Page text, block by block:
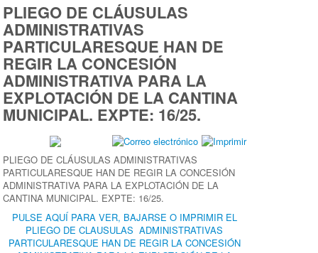
PLIEGO DE CLÁUSULAS
ADMINISTRATIVAS
PARTICULARESQUE HAN DE
REGIR LA CONCESIÓN
ADMINISTRATIVA PARA LA
EXPLOTACIÓN DE LA CANTINA
MUNICIPAL. EXPTE: 16/25.
PLIEGO DE CLÁUSULAS ADMINISTRATIVAS
PARTICULARESQUE HAN DE REGIR LA CONCESIÓN
ADMINISTRATIVA PARA LA EXPLOTACIÓN DE LA
CANTINA MUNICIPAL. EXPTE: 16/25.
PULSE AQUÍ PARA VER, BAJARSE O IMPRIMIR EL
PLIEGO DE CLAUSULAS ADMINISTRATIVAS
PARTICULARESQUE HAN DE REGIR LA CONCESIÓN